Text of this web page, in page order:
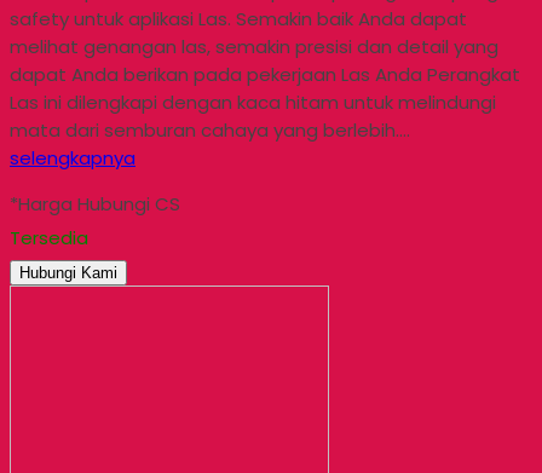
safety untuk aplikasi Las. Semakin baik Anda dapat
melihat genangan las, semakin presisi dan detail yang
dapat Anda berikan pada pekerjaan Las Anda Perangkat
Las ini dilengkapi dengan kaca hitam untuk melindungi
mata dari semburan cahaya yang berlebih….
selengkapnya
*Harga Hubungi CS
Tersedia
Hubungi Kami